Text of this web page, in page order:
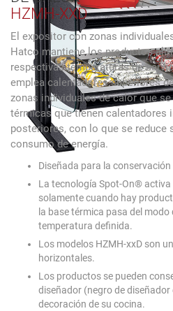
HZMH-XXD
El expositor con zonas
Hatco mantiene los productos
respectivas temperaturas de
emplea calentadores superiores
zonas individuales de calor que
térmicas que tienen calentadores
posteriores, con lo que se reduce
consumo de energía.
Diseñada para la
La tecnología Spot-On®
solamente cuando hay
la base térmica pasa del
temperatura definida.
Los modelos HZMH-xxD son
horizontales.
Los productos se pueden
diseñador (negro de diseñador
decoración de su cocina.